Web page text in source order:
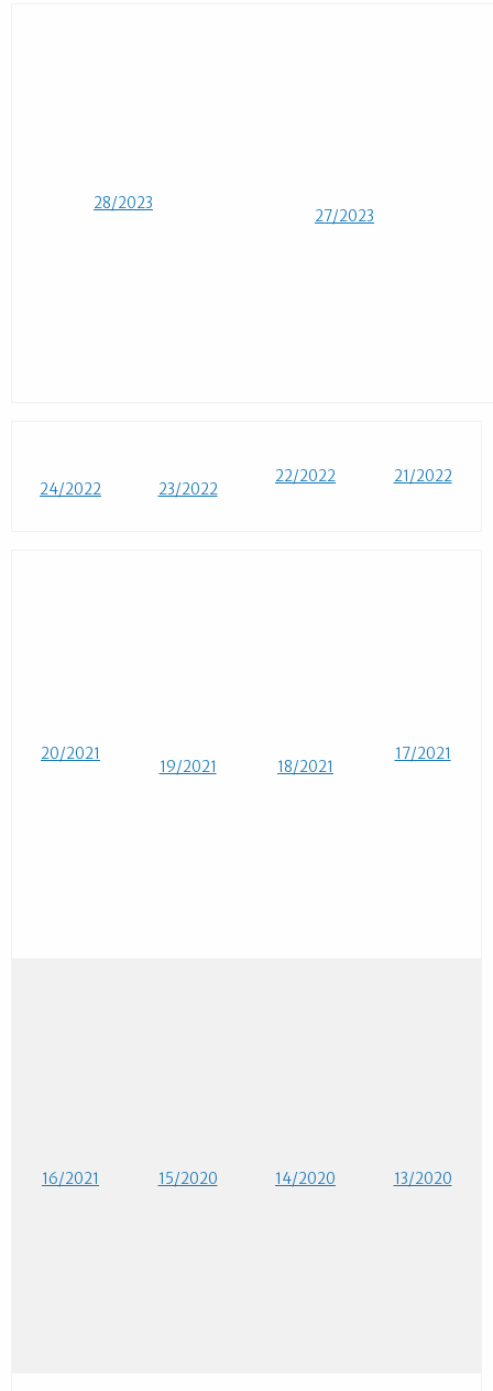
28/2023
27/2023
24/2022 23/2022
22/2022 21/2022
20/2021
19/2021 18/2021
17/2021
16/2021 15/2020 14/2020 13/2020